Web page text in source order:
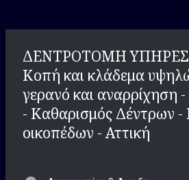
ΔΕΝΤΡΟΤΟΜΗ
Κοπή και κλάδεμα
γερανό και
- Καθαρισμός Δέντρων -
οικοπέδων - Αττική